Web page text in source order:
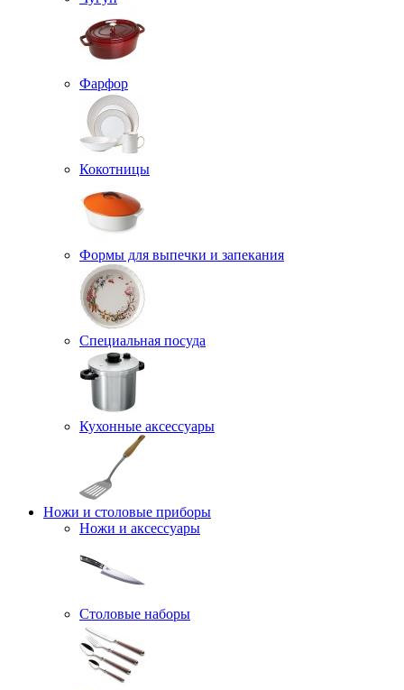
Фарфор
Кокотницы
Формы для выпечки и запекания
Специальная посуда
Кухонные аксессуары
Ножи и столовые приборы
Ножи и аксессуары
Столовые наборы